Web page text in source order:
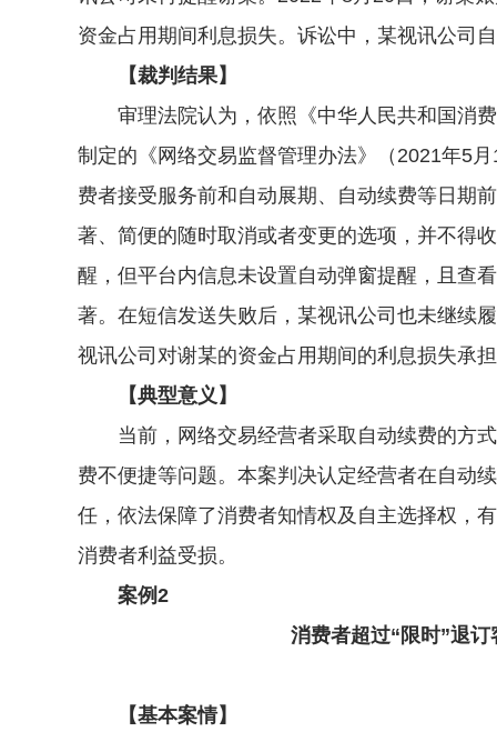
资金占用期间利息损失。诉讼中，某视讯公司
【裁判结果】
审理法院认为，依照《中华人民共和国消费
制定的《网络交易监督管理办法》（2021年5
费者接受服务前和自动展期、自动续费等日期
著、简便的随时取消或者变更的选项，并不得
醒，但平台内信息未设置自动弹窗提醒，且查
著。在短信发送失败后，某视讯公司也未继续
视讯公司对谢某的资金占用期间的利息损失承
【典型意义】
当前，网络交易经营者采取自动续费的方式
费不便捷等问题。本案判决认定经营者在自动
任，依法保障了消费者知情权及自主选择权，
消费者利益受损。
案例2
消费者超过“限时”退
【基本案情】